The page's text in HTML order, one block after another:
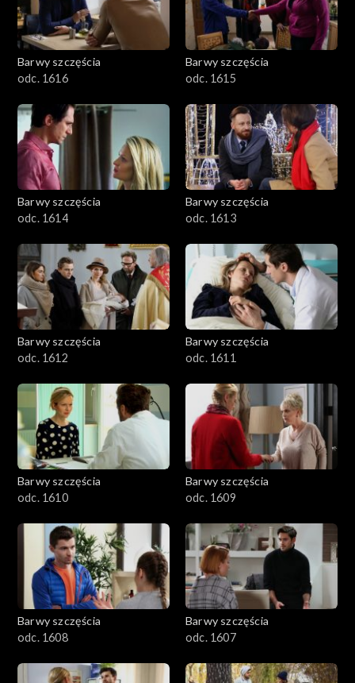
Barwy szczęścia
odc. 1616
Barwy szczęścia
odc. 1615
Barwy szczęścia
odc. 1614
Barwy szczęścia
odc. 1613
Barwy szczęścia
odc. 1612
Barwy szczęścia
odc. 1611
Barwy szczęścia
odc. 1610
Barwy szczęścia
odc. 1609
Barwy szczęścia
odc. 1608
Barwy szczęścia
odc. 1607